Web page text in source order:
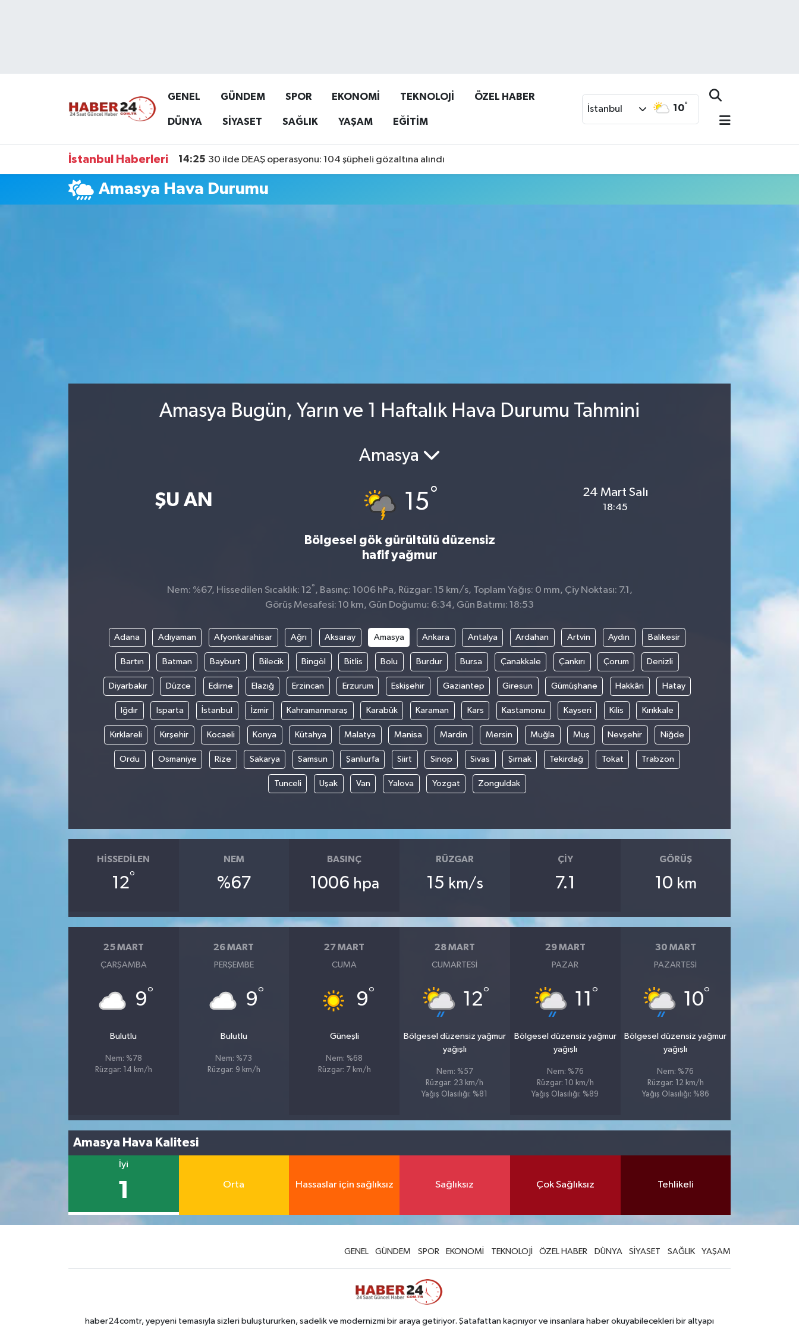
GENEL GÜNDEM SPOR EKONOMİ TEKNOLOJİ ÖZEL HABER
DÜNYA SİYASET SAĞLIK YAŞAM EĞİTİM
İstanbul 10°
İstanbul Haberleri 14:25 30 ilde DEAŞ operasyonu: 104 şüpheli gözaltına alındı
Amasya Hava Durumu
Amasya Bugün, Yarın ve 1 Haftalık Hava Durumu Tahmini
ŞU AN
Amasya
15°
Bölgesel gök gürültülü düzensiz
hafif yağmur
24 Mart Salı
18:45
Nem: %67, Hissedilen Sıcaklık: 12° , Basınç: 1006 hPa, Rüzgar: 15 km/s, Toplam Yağış: 0 mm, Çiy Noktası: 7.1,
Görüş Mesafesi: 10 km, Gün Doğumu: 6:34, Gün Batımı: 18:53
Adana Adıyaman Afyonkarahisar Ağrı Aksaray Amasya Ankara Antalya Ardahan Artvin Aydın Balıkesir
Bartın Batman Bayburt Bilecik Bingöl Bitlis Bolu Burdur Bursa Çanakkale Çankırı Çorum Denizli
Diyarbakır Düzce Edirne Elazığ Erzincan Erzurum Eskişehir Gaziantep Giresun Gümüşhane Hakkâri Hatay
Iğdır Isparta İstanbul İzmir Kahramanmaraş Karabük Karaman Kars Kastamonu Kayseri Kilis Kırıkkale
Kırklareli Kırşehir Kocaeli Konya Kütahya Malatya Manisa Mardin Mersin Muğla Muş Nevşehir Niğde
Ordu Osmaniye Rize Sakarya Samsun Şanlıurfa Siirt Sinop Sivas Şırnak Tekirdağ Tokat Trabzon
Tunceli Uşak Van Yalova Yozgat Zonguldak
HISSEDILEN
12°
NEM
%67
BASINÇ
1006 hpa
RÜZGAR
15 km/s
ÇIY
7.1
GÖRÜŞ
10 km
25 MART
ÇARŞAMBA
9°
Bulutlu
Nem: %78
Rüzgar: 14 km/h
26 MART
PERŞEMBE
9°
Bulutlu
Nem: %73
Rüzgar: 9 km/h
27 MART
CUMA
9°
Güneşli
Nem: %68
Rüzgar: 7 km/h
28 MART
CUMARTESI
12°
Bölgesel düzensiz yağmur
yağışlı
Nem: %57
Rüzgar: 23 km/h
Yağış Olasılığı: %81
29 MART
PAZAR
11 °
Bölgesel düzensiz yağmur
yağışlı
Nem: %76
Rüzgar: 10 km/h
Yağış Olasılığı: %89
30 MART
PAZARTESI
10°
Bölgesel düzensiz yağmur
yağışlı
Nem: %76
Rüzgar: 12 km/h
Yağış Olasılığı: %86
Amasya Hava Kalitesi
İyi
1 Orta Hassaslar için sağlıksız Sağlıksız Çok Sağlıksız Tehlikeli
GENEL GÜNDEM SPOR EKONOMİ TEKNOLOJİ ÖZEL HABER DÜNYA SİYASET SAĞLIK YAŞAM
haber24comtr, yepyeni temasıyla sizleri buluştururken, sadelik ve modernizmi bir araya getiriyor. Şatafattan kaçınıyor ve insanlara haber okuyabilecekleri bir altyapı
Namaz Vakitleri
Süper Lig Puan Durumu ve Fikstür
Tüm Manşetler